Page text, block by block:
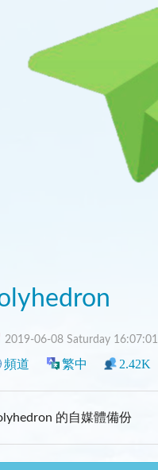
2019-06-08 Saturday 16:07:01
頻道 繁中 2.42K
的自媒體備份